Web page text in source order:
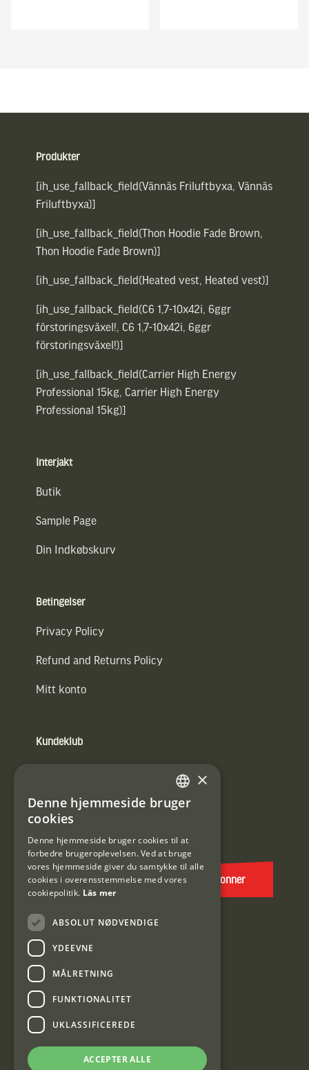
Produkter
[ih_use_fallback_field(Vännäs Friluftbyxa, Vännäs
Friluftbyxa)]
[ih_use_fallback_field(Thon Hoodie Fade Brown,
Thon Hoodie Fade Brown)]
[ih_use_fallback_field(Heated vest, Heated vest)]
[ih_use_fallback_field(C6 1,7-10x42i, 6ggr
förstoringsväxel!, C6 1,7-10x42i, 6ggr
förstoringsväxel!)]
[ih_use_fallback_field(Carrier High Energy
Professional 15kg, Carrier High Energy
Professional 15kg)]
Interjakt
Butik
Sample Page
Din Indkøbskurv
Betingelser
Privacy Policy
Refund and Returns Policy
Mitt konto
Kundeklub
E-
post
(Påkrævet)
Abonner
Interjakt DK
Interjakt Sweden AB, Årjäng
Org: 553222-3915
SWEDISH
×
Denne hjemmeside bruger
cookies
Denne hjemmeside bruger cookies til at
forbedre brugeroplevelsen. Ved at bruge
vores hjemmeside giver du samtykke til alle
cookies i overensstemmelse med vores
cookiepolitik. Läs mer
ABSOLUT NØDVENDIGE
YDEEVNE
MÅLRETNING
FUNKTIONALITET
UKLASSIFICEREDE
ACCEPTER ALLE